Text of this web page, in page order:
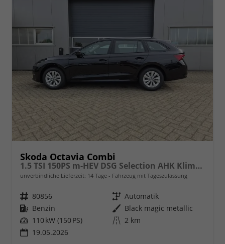
Skoda Octavia Combi
1.5 TSI 150PS m-HEV DSG Selection AHK Klimaautomatik ACC PDC v+h Rückf.Kamera Sitzheizung TWA Apple CarPlay Android Auto 16"LM
unverbindliche Lieferzeit: 14 Tage Fahrzeug mit Tageszulassung
Fahrzeugnr. 80856 Getriebe Automatik
Kraftstoff Benzin Außenfarbe Black magic metallic
Leistung 110 kW (150 PS) Kilometerstand 2 km
19.05.2026